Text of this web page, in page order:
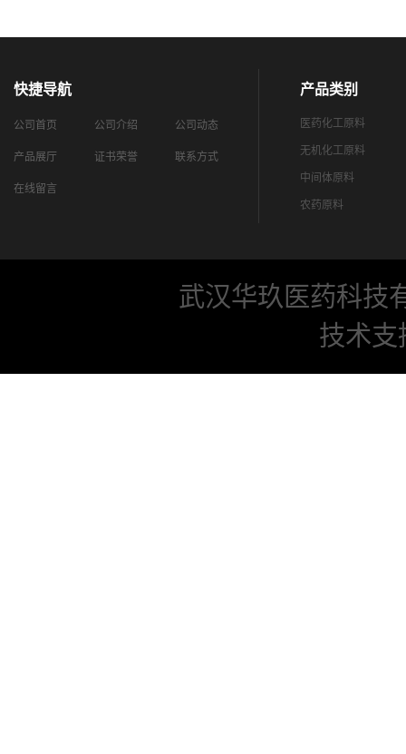
快捷导航
公司首页 公司介绍 公司动态
产品展厅 证书荣誉 联系方式
在线留言
产品类别
医药化工原料
无机化工原料
中间体原料
农药原料
武汉华玖医药科技
技术